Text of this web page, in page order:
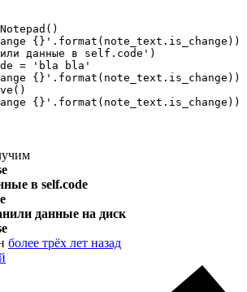
{}'.format(note_text.is_change))
данные в self.code')
= 'bla bla'
{}'.format(note_text.is_change))
{}'.format(note_text.is_change))
в self.code
данные на диск
более трёх лет назад